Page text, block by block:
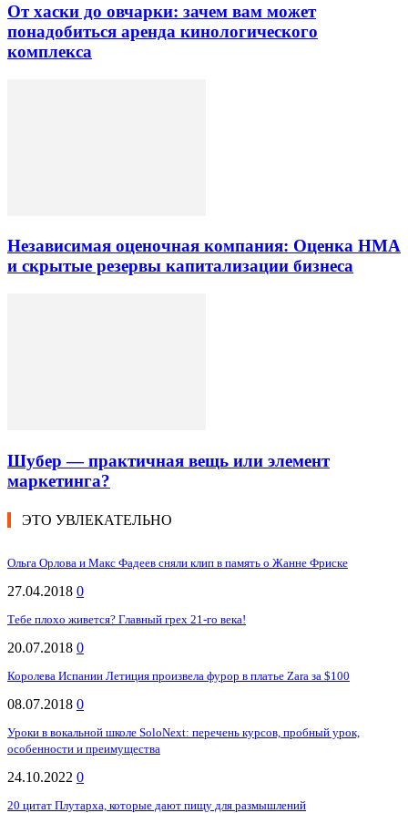
От хаски до овчарки: зачем вам может
понадобиться аренда кинологического
комплекса
Независимая оценочная компания: Оценка НМА
и скрытые резервы капитализации бизнеса
Шубер — практичная вещь или элемент
маркетинга?
ЭТО УВЛЕКАТЕЛЬНО
Ольга Орлова и Макс Фадеев сняли клип в память о Жанне Фриске
27.04.2018 0
Тебе плохо живется? Главный грех 21-го века!
20.07.2018 0
Королева Испании Летиция произвела фурор в платье Zara за $100
08.07.2018 0
Уроки в вокальной школе SoloNext: перечень курсов, пробный урок,
особенности и преимущества
24.10.2022 0
20 цитат Плутарха, которые дают пищу для размышлений